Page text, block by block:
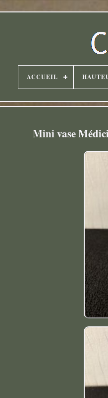
ACCUEIL
Mini vase